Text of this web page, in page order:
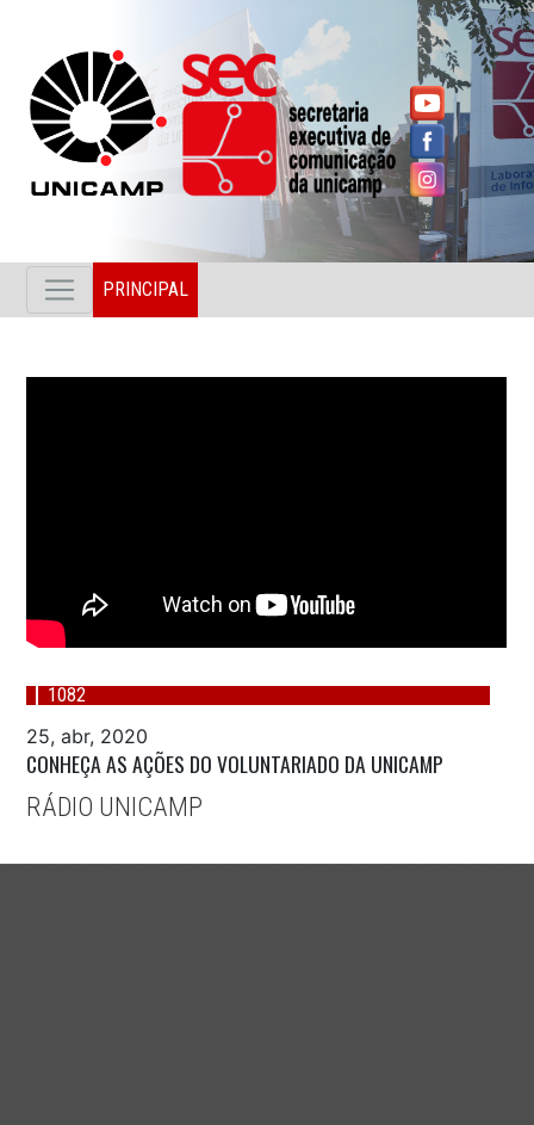
PRINCIPAL
1082
25, abr, 2020
CONHEÇA AS AÇÕES DO VOLUNTARIADO DA UNICAMP
RÁDIO UNICAMP